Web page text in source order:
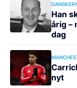
Han
årig –
dag
nyt